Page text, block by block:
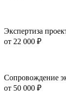
Экспертиза
от 22 000 ₽
Сопровождение
от 50 000 ₽